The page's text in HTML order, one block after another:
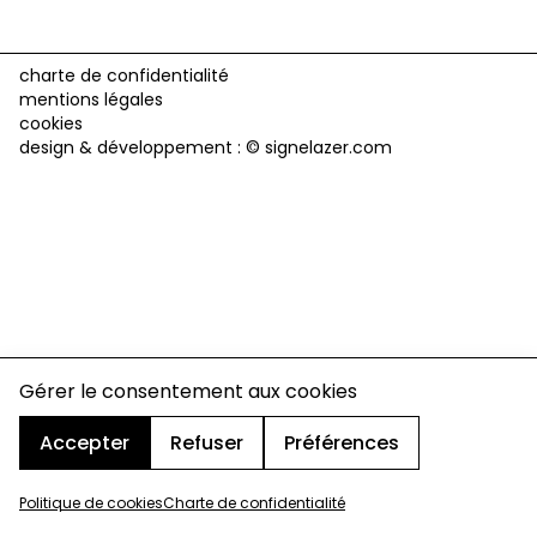
Gérer le consentement aux cookies
Accepter
Refuser Préférences
Politique de cookiesCharte de confidentialité
charte de confidentialité
mentions légales
cookies
design & développement : © signelazer.com